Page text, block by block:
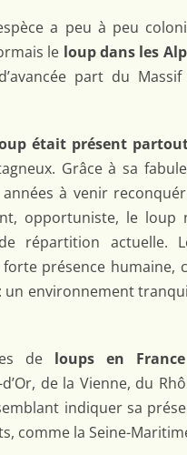
a peu à peu
le loup dans les
part du
était présent
Grâce à sa
années à venir
opportuniste, le loup
répartition actuelle.
présence humaine,
un environnement
de loups en
de la Vienne, du
indiquer sa
comme la Seine-